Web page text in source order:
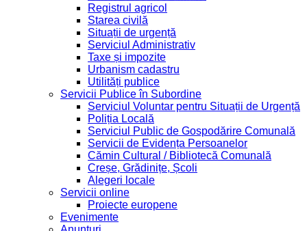
Registrul agricol
Starea civilă
Situații de urgență
Serviciul Administrativ
Taxe și impozite
Urbanism cadastru
Utilități publice
Servicii Publice în Subordine
Serviciul Voluntar pentru Situații de Urgență
Poliția Locală
Serviciul Public de Gospodărire Comunală
Servicii de Evidența Persoanelor
Cămin Cultural / Bibliotecă Comunală
Creșe, Grădinițe, Școli
Alegeri locale
Servicii online
Proiecte europene
Evenimente